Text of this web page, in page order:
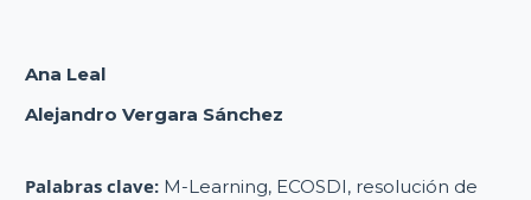
Ana Leal
Alejandro Vergara Sánchez
Palabras clave: M-Learning, ECOSDI, resolución de